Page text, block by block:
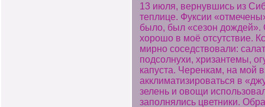
13 июля, вернувшись из
теплице. Фуксии
было, был «сезон дождей».
хорошо в моё отсутствие.
мирно соседствовали:
подсолнухи, хризантемы,
капуста. Черенкам, на мой
акклиматизироваться в
зелень и овощи
заполнялись цветники.